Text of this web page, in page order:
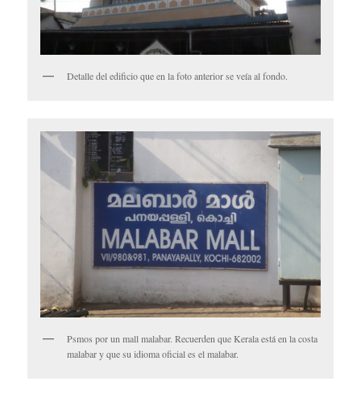
Detalle del edificio que en la foto anterior se veía al fondo.
Psmos por un mall malabar. Recuerden que Kerala está en la costa
malabar y que su idioma oficial es el malabar.